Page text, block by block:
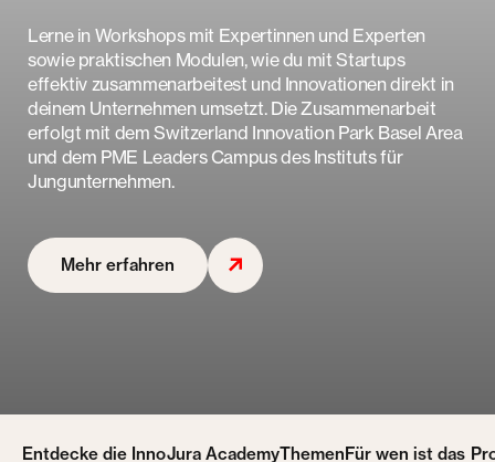
Lerne in Workshops mit Expertinnen und Experten
sowie praktischen Modulen, wie du mit Startups
effektiv zusammenarbeitest und Innovationen direkt in
deinem Unternehmen umsetzt. Die Zusammenarbeit
erfolgt mit dem Switzerland Innovation Park Basel Area
und dem PME Leaders Campus des Instituts für
Jungunternehmen.
Mehr erfahren
Entdecke die InnoJura AcademyThemen Für wen ist das